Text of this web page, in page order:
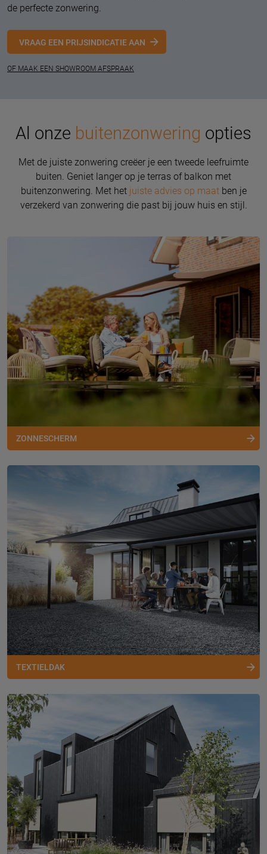
de perfecte zonwering.
VRAAG EEN PRIJSINDICATIE AAN
OF MAAK EEN SHOWROOM AFSPRAAK
Al onze buitenzonwering opties
Met de juiste zonwering creëer je een tweede leefruimte
buiten. Geniet langer op je terras of balkon met
buitenzonwering. Met het juiste advies op maatben je
verzekerd van zonwering die past bij jouw huis en stijl.
ZONNESCHERM
TEXTIELDAK